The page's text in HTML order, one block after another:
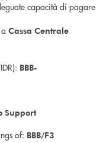
capacità di pagare
Cassa Centrale
BBB-
Support
of: BBB/F3